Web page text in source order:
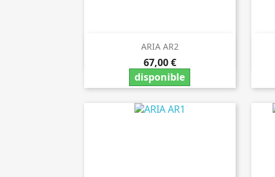
ARIA AR2
67,00 €
disponible
Vista rápida